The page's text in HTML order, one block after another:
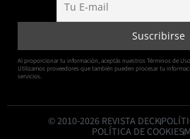
Al proporcionar tu información, aceptás nuestros Términos de
Utilizamos proveedores que también pueden procesar tu
servicios.
© 2010-2026 REVISTA DECK
POLÍTICA DE COOKIES